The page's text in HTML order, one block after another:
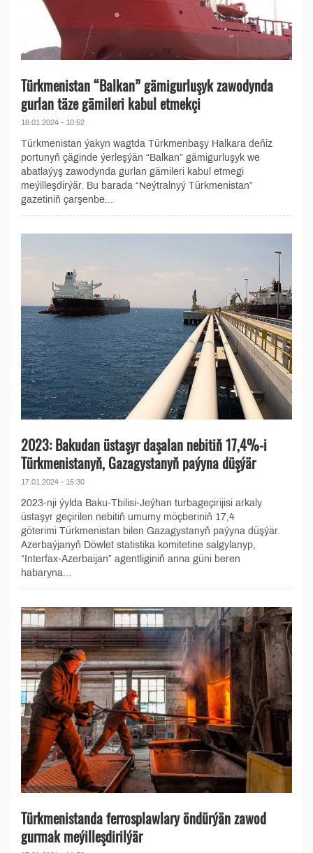
Türkmenistan “Balkan” gämigurluşyk zawodynda
gurlan täze gämileri kabul etmekçi
18.01.2024 - 10:52
Türkmenistan ýakyn wagtda Türkmenbaşy Halkara deňiz
portunyň çäginde ýerleşýän “Balkan” gämigurluşyk we
abatlaýyş zawodynda gurlan gämileri kabul etmegi
meýilleşdirýär. Bu barada “Neýtralnyý Türkmenistan”
gazetiniň çarşenbe...
2023: Bakudan üstaşyr daşalan nebitiň 17,4%-i
Türkmenistanyň, Gazagystanyň paýyna düşýär
17.01.2024 - 15:30
2023-nji ýylda Baku-Tbilisi-Jeýhan turbageçirijisi arkaly
üstaşyr geçirilen nebitiň umumy möçberiniň 17,4
göterimi Türkmenistan bilen Gazagystanyň paýyna düşýär.
Azerbaýjanyň Döwlet statistika komitetine salgylanyp,
“Interfax-Azerbaijan” agentliginiň anna güni beren
habaryna...
Türkmenistanda ferrosplawlary öndürýän zawod
gurmak meýilleşdirilýär